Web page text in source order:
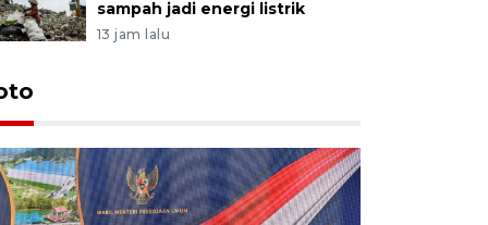
sampah jadi energi listrik
13 jam lalu